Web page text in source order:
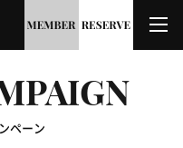
ペーン